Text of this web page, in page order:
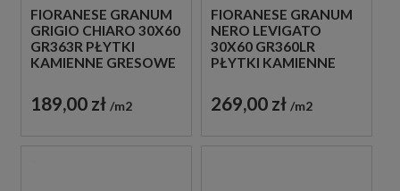
FIORANESE GRANUM
GRIGIO CHIARO 30X60
GR363R PŁYTKI
KAMIENNE GRESOWE
189,00 zł m2
FIORANESE GRANUM
NERO LEVIGATO
30X60 GR360LR
PŁYTKI KAMIENNE
269,00 zł m2